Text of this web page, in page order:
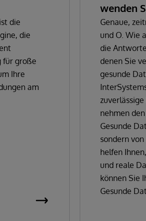
die
die
für große
Ihre
am
wenden
Genaue,
und O. Wie
die
denen Sie
gesunde
nehmen
Gesunde
sondern
helfen
und reale
können Sie
Gesunde